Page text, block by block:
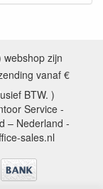
webshop zijn
vanaf €
BTW. )
Service -
– Nederland -
sales.nl